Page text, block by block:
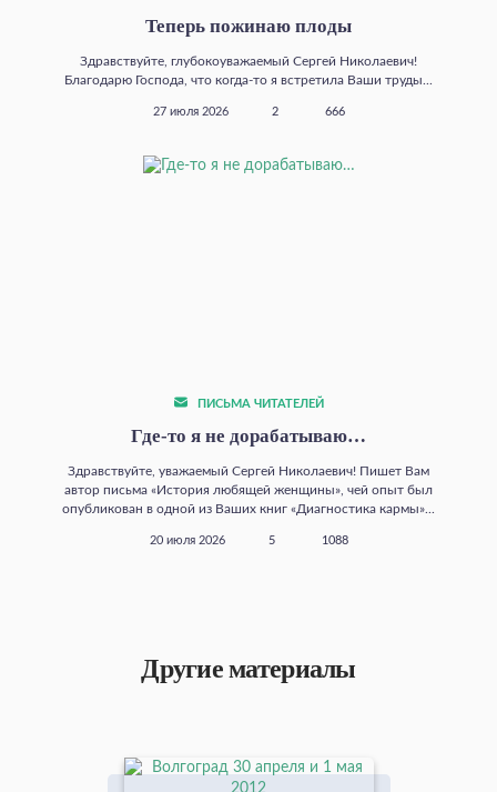
Теперь пожинаю плоды
Здравствуйте, глубокоуважаемый Сергей Николаевич!
Благодарю Господа, что когда‑то я встретила Ваши труды...
27 июля 2026 2 666
ПИСЬМА ЧИТАТЕЛЕЙ
Где‑то я не дорабатываю…
Здравствуйте, уважаемый Сергей Николаевич! Пишет Вам
автор письма «История любящей женщины», чей опыт был
опубликован в одной из Ваших книг «Диагностика кармы»...
20 июля 2026 5 1088
Другие материалы